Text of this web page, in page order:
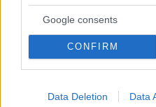
Google consents
CONFIRM
Data Deletion Data
Πάντα επίκαιρος ο
ΑΠΑΝΤΗΣΗ
Να ψηφίσετε
Το κόμμα που σας